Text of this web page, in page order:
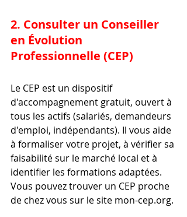
2. Consulter un Conseiller
en Évolution
Professionnelle (CEP)
Le CEP est un dispositif
d'accompagnement gratuit, ouvert à
tous les actifs (salariés, demandeurs
d'emploi, indépendants). Il vous aide
à formaliser votre projet, à vérifier sa
faisabilité sur le marché local et à
identifier les formations adaptées.
Vous pouvez trouver un CEP proche
de chez vous sur le site mon-cep.org.